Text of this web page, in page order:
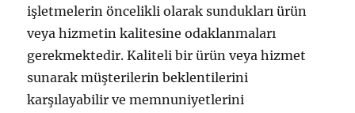
işletmelerin öncelikli olarak sundukları ürün
veya hizmetin kalitesine odaklanmaları
gerekmektedir. Kaliteli bir ürün veya hizmet
sunarak müşterilerin beklentilerini
karşılayabilir ve memnuniyetlerini